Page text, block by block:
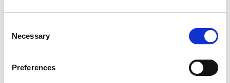
Selection
Necessary
Preferences
od ręki. Mag. Centralny — stan magazynu centralnego
dostawcy, dłuższy termin realizacji. Podane ilości mają